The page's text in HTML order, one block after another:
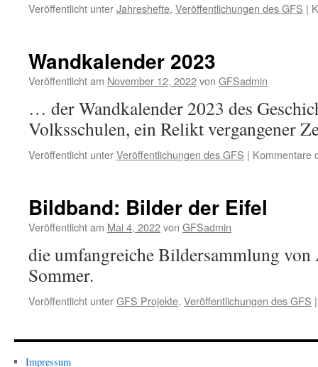
Veröffentlicht unterJahreshefte, Veröffentlichungen des GFS |
Wandkalender 2023
Veröffentlicht am November 12, 2022von GFSadmin
… der Wandkalender 2023 des
Volksschulen, ein Relikt vergangener
Veröffentlicht unterVeröffentlichungen des GFS | Kommentare
Bildband: Bilder der Eifel
Veröffentlicht am Mai 4, 2022von GFSadmin
die umfangreiche Bildersammlung
Sommer.
Veröffentlicht unterGFS Projekte, Veröffentlichungen des GFS |
Impressum